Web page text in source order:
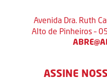
Avenida Dra. Ruth
Alto de Pinheiros –
ASSINE